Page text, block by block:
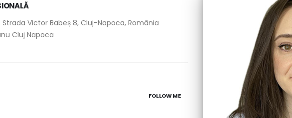
Strada Victor Babeș 8, Cluj-Napoca, România
Cluj Napoca
FOLLOW ME